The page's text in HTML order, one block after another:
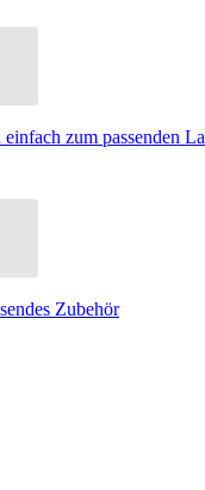
zum passenden
Zubehör